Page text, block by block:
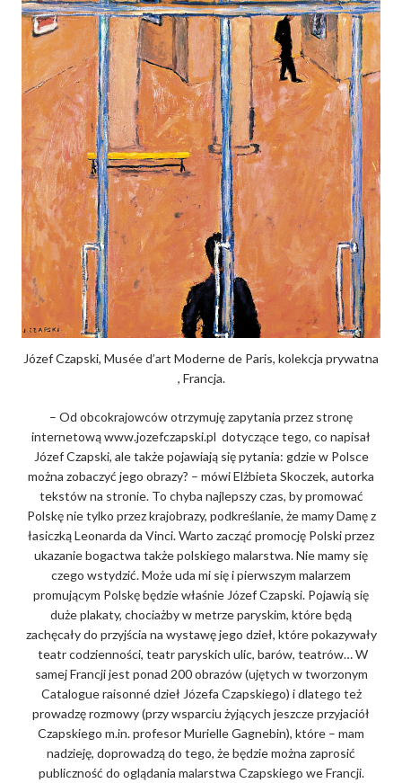
Józef Czapski, Musée d’art Moderne de Paris, kolekcja prywatna
, Francja.
– Od obcokrajowców otrzymuję zapytania przez stronę
internetową www.jozefczapski.pl dotyczące tego, co napisał
Józef Czapski, ale także pojawiają się pytania: gdzie w Polsce
można zobaczyć jego obrazy? – mówi Elżbieta Skoczek, autorka
tekstów na stronie. To chyba najlepszy czas, by promować
Polskę nie tylko przez krajobrazy, podkreślanie, że mamy Damę z
łasiczką Leonarda da Vinci. Warto zacząć promocję Polski przez
ukazanie bogactwa także polskiego malarstwa. Nie mamy się
czego wstydzić. Może uda mi się i pierwszym malarzem
promującym Polskę będzie właśnie Józef Czapski. Pojawią się
duże plakaty, chociażby w metrze paryskim, które będą
zachęcały do przyjścia na wystawę jego dzieł, które pokazywały
teatr codzienności, teatr paryskich ulic, barów, teatrów… W
samej Francji jest ponad 200 obrazów (ujętych w tworzonym
Catalogue raisonné dzieł Józefa Czapskiego) i dlatego też
prowadzę rozmowy (przy wsparciu żyjących jeszcze przyjaciół
Czapskiego m.in. profesor Murielle Gagnebin), które – mam
nadzieję, doprowadzą do tego, że będzie można zaprosić
publiczność do oglądania malarstwa Czapskiego we Francji.